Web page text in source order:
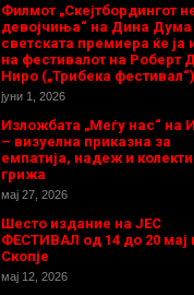
Филмот „Скејтбордингот
девојчиња“ на Дина Дума
светската премиера ќе ја
на фестивалот на Роберт
Ниро („Трибека фестивал“)
јуни 1, 2026
Изложбата „Меѓу нас“ на
– визуелна приказна за
емпатија, надеж и
грижа
мај 27, 2026
Шесто издание на ЈЕС
ФЕСТИВАЛ од 14 до 20 мај
Скопје
мај 12, 2026